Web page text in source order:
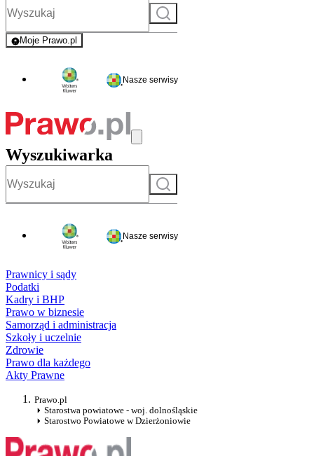
Szukaj
Moje Prawo.pl
- rejestracja i logowanie do serwisu
Nasze serwisy
Wyszukiwarka
Szukaj
Nasze serwisy
Prawnicy i sądy
Podatki
Kadry i BHP
Prawo w biznesie
Samorząd i administracja
Szkoły i uczelnie
Zdrowie
Prawo dla każdego
Akty Prawne
Prawo.pl
Starostwa powiatowe - woj. dolnośląskie
Starostwo Powiatowe w Dzierżoniowie